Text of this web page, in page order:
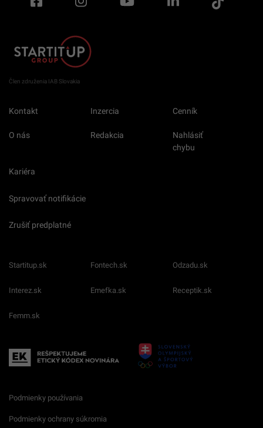
Člen združenia IAB Slovakia
Kontakt Inzercia Cenník
O nás Redakcia
Nahlásiť
chybu
Kariéra
Spravovať notifikácie
Zrušiť predplatné
Startitup.sk Fontech.sk Odzadu.sk
Interez.sk Emefka.sk Receptik.sk
Femm.sk
Podmienky používania
Podmienky ochrany súkromia